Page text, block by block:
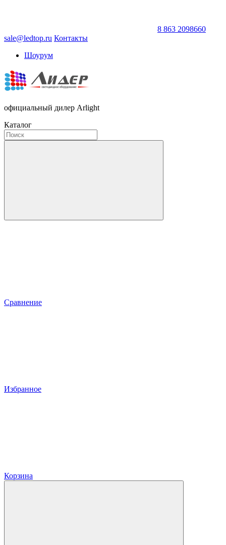
8 863 2098660
sale@ledtop.ru Контакты
Шоурум
официальный дилер Arlight
Каталог
Сравнение
Избранное
Корзина